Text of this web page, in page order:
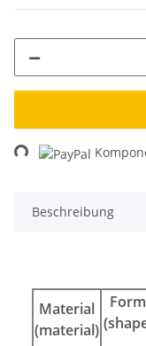
Beschreibung
Material
(material)
Form